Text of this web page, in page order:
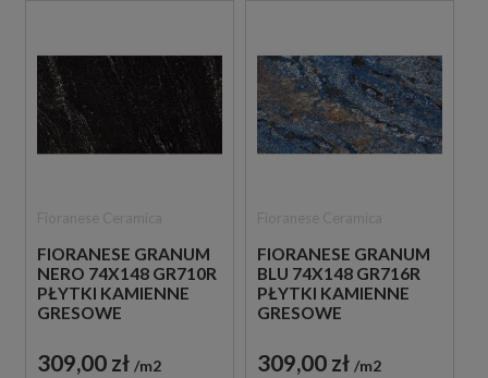
FIORANESE GRANUM
NERO 74X148 GR710R
PŁYTKI KAMIENNE
GRESOWE
309,00 zł m2
FIORANESE GRANUM
BLU 74X148 GR716R
PŁYTKI KAMIENNE
GRESOWE
309,00 zł m2